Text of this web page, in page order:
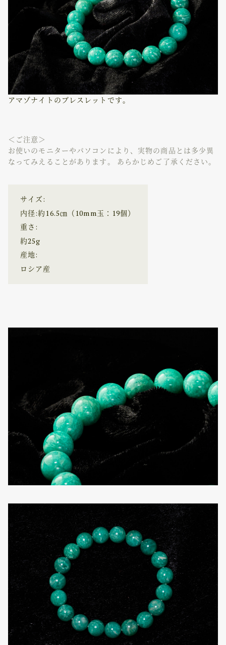
アマゾナイトのブレスレットです。
＜ご注意＞
お使いのモニターやパソコンにより、実物の商品とは多少異
なってみえることがあります。 あらかじめご了承ください。
サイズ:
内径:約16.5㎝（10mm玉：19個）
重さ:
約25g
産地:
ロシア産